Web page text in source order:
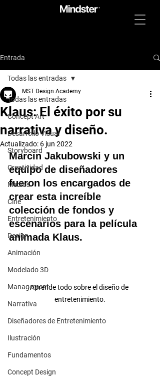
Entrada
Todas las entradas
Concept Art
Desarrollo Visual
Storyboard
Creatividad
Medios
Cine
Entretenimiento
Design
Animación
Modelado 3D
Management
Narrativa
Diseñadores de Entretenimiento
Ilustración
Fundamentos
Concept Design
Todas las entradas
Klaus: El éxito por su
narrativa y diseño.
MST Design Academy
Actualizado: 6 jun 2022
Marcin Jakubowski y un
equipo de diseñadores
fueron los encargados de
crear esta increíble
colección de fondos y
escenarios para la película
animada Klaus.
Aprende todo sobre el diseño de
entretenimiento.